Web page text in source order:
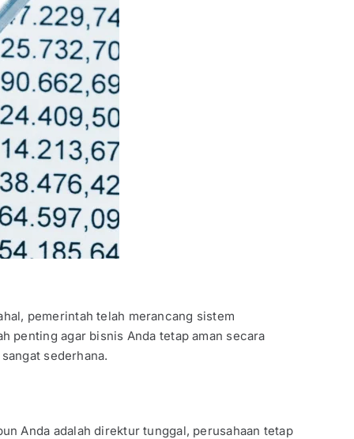
pemerintah telah merancang sistem
penting agar bisnis Anda tetap aman secara
sederhana.
Anda adalah direktur tunggal, perusahaan tetap